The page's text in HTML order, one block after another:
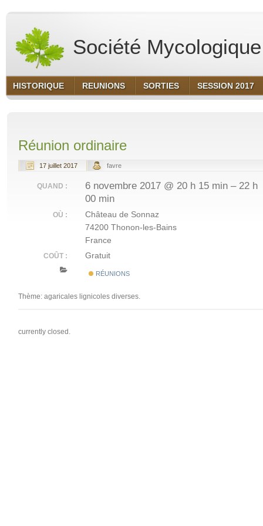
Société
HISTORIQUE REUNIONS SORTIES SESSION 2017
Réunion ordinaire
17 juillet 2017 favre
QUAND :
6 novembre 2017 @ 20 h 15 min – 22 h
00 min
OÙ :
Château de Sonnaz
74200 Thonon-les-Bains
France
COÛT : Gratuit
RÉUNIONS
Thème: agaricales lignicoles diverses.
currently closed.